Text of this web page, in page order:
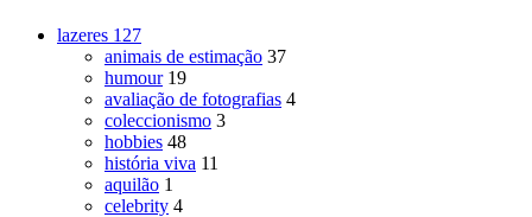
lazeres 127
animais de estimação 37
humour 19
avaliação de fotografias 4
coleccionismo 3
hobbies 48
história viva 11
aquilão 1
celebrity 4